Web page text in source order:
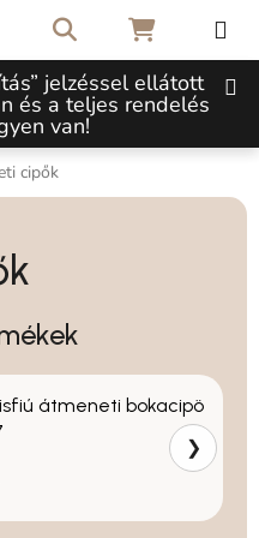
jelzéssel ellátott
és a teljes rendelés
van!
KeresésKOSÁR
cipők
átmeneti bokacipö
❯